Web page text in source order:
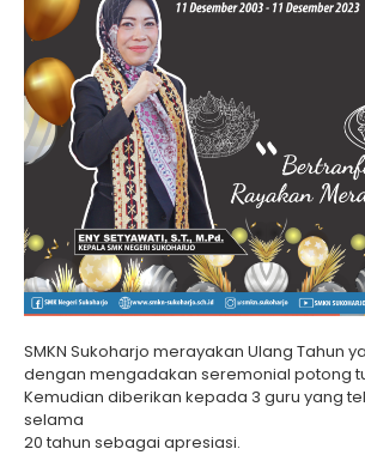
SMKN Sukoharjo merayakan Ulang Tahun
dengan mengadakan seremonial potong
Kemudian diberikan kepada 3 guru yang
selama
20 tahun sebagai apresiasi.